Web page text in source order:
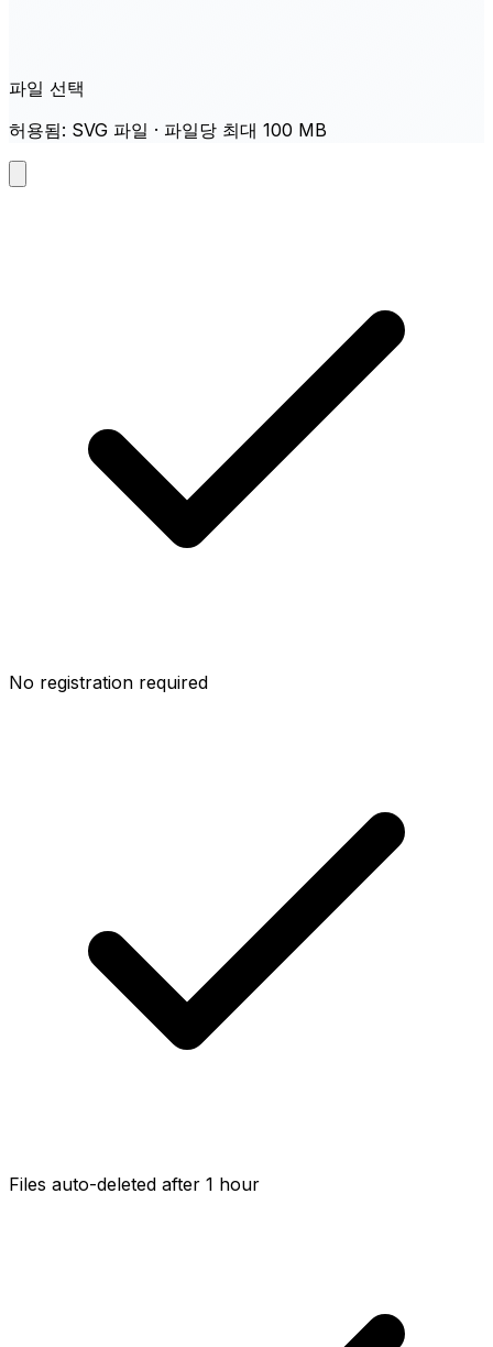
파일 선택
허용됨: SVG 파일 · 파일당 최대 100 MB
No registration required
Files auto-deleted after 1 hour